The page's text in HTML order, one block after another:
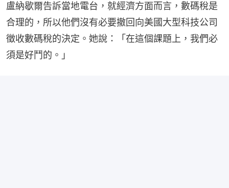
盧納歇爾告訴當地電台，就經濟方面而言，數碼稅是
合理的，所以他們沒有必要撤回向美國大型科技公司
徵收數碼稅的決定。她說：「在這個課題上，我們必
須是好鬥的。」